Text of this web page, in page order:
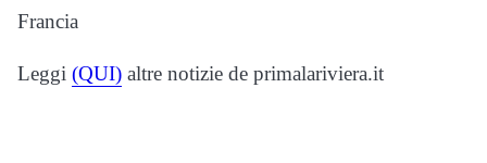
Francia
Leggi (QUI) altre notizie de primalariviera.it